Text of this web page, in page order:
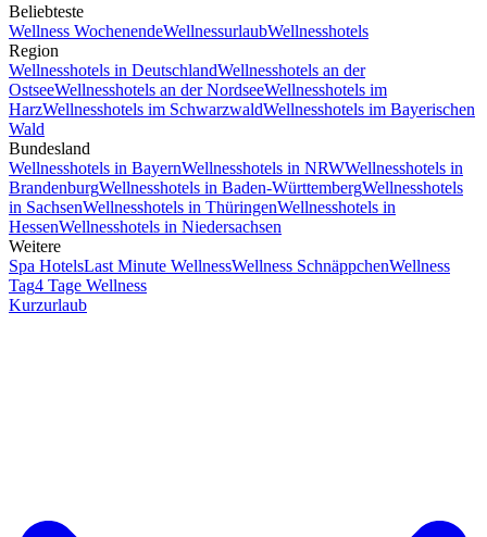
Beliebteste
Wellness WochenendeWellnessurlaubWellnesshotels
Region
Wellnesshotels in DeutschlandWellnesshotels an der
OstseeWellnesshotels an der NordseeWellnesshotels im
HarzWellnesshotels im SchwarzwaldWellnesshotels im Bayerischen
Wald
Bundesland
Wellnesshotels in BayernWellnesshotels in NRWWellnesshotels in
BrandenburgWellnesshotels in Baden-WürttembergWellnesshotels
in SachsenWellnesshotels in ThüringenWellnesshotels in
HessenWellnesshotels in Niedersachsen
Weitere
Spa HotelsLast Minute WellnessWellness SchnäppchenWellness
Tag4 Tage Wellness
Kurzurlaub